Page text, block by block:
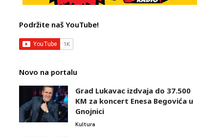
Podržite naš YouTube!
Novo na portalu
Grad Lukavac izdvaja do 37.500
KM za koncert Enesa Begovića u
Gnojnici
Kultura